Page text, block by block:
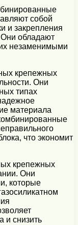
собой
и закрепления
Они обладают
незаменимыми
крепежных
Они
типах
материала
что экономит
крепежных
Они
которые
и снизить